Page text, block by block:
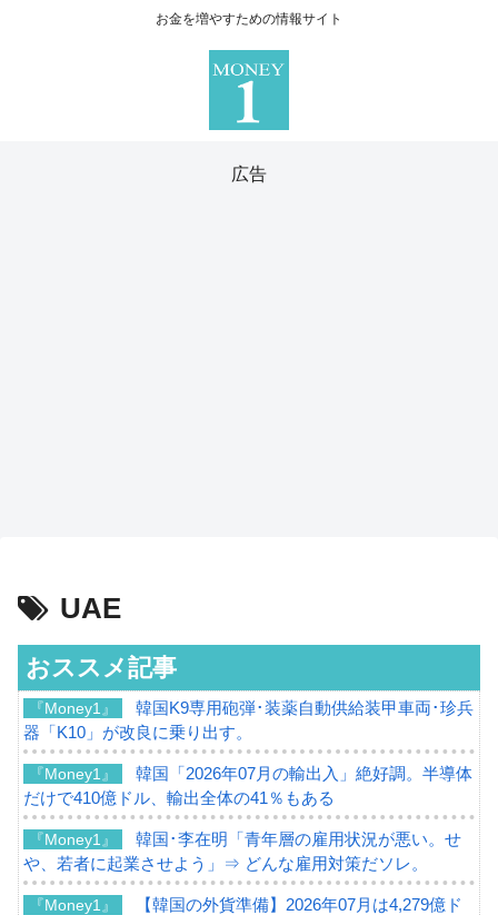
お金を増やすための情報サイト
広告
UAE
おススメ記事
『Money1』
韓国K9専用砲弾･装薬自動供給装甲車両･珍兵
器「K10」が改良に乗り出す。
『Money1』
韓国「2026年07月の輸出入」絶好調。半導体
だけで410億ドル、輸出全体の41％もある
『Money1』
韓国･李在明「青年層の雇用状況が悪い。せ
や、若者に起業させよう」⇒ どんな雇用対策だソレ。
『Money1』
【韓国の外貨準備】2026年07月は4,279億ド